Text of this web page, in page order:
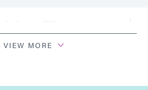
dosage (FR)
automobile (Europe|FR)
VIEW MORE